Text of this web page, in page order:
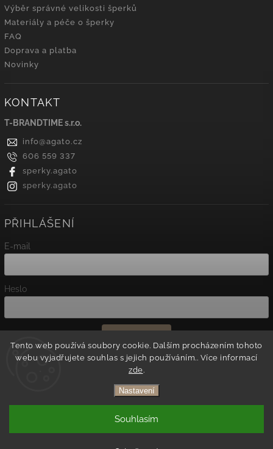
Tento web používá soubory cookie. Dalším procházením tohoto
webu vyjadřujete souhlas s jejich používáním.. Více informací
zde.
Nastavení
Souhlasím
Výběr správné velikosti šperků
Materiály a péče o šperky
FAQ
Doprava a platba
Novinky
KONTAKT
T-BRANDTIME s.r.o.
info@agato.cz
606 559 337
sperky.agato
sperky.agato
PŘIHLÁŠENÍ
E-mail
Heslo
Nová registrace